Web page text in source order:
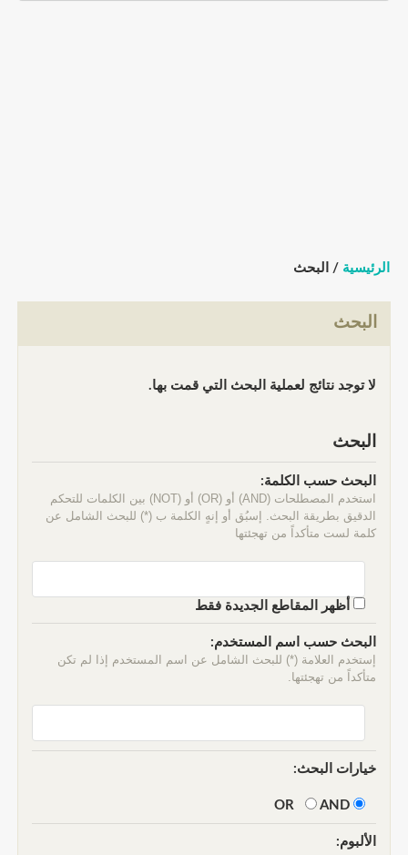
الرئيسية / البحث
البحث
لا توجد نتائج لعملية البحث التي قمت بها.
البحث
البحث حسب الكلمة:
استخدم المصطلحات (AND) أو (OR) أو (NOT) بين الكلمات للتحكم
الدقيق بطريقة البحث. إسبُق أو إنهٍ الكلمة ب (*) للبحث الشامل عن
كلمة لست متأكداً من تهجئتها
أظهر المقاطع الجديدة فقط
البحث حسب اسم المستخدم:
إستخدم العلامة (*) للبحث الشامل عن اسم المستخدم إذا لم تكن
متأكداً من تهجئتها.
خيارات البحث:
AND
الألبوم: